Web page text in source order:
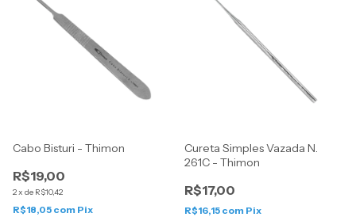
Cabo Bisturi - Thimon
R$19,00
2x de R$10,42
R$18,05 com Pix
Cureta Simples Vazada N.
261C - Thimon
R$17,00
R$16,15 com Pix